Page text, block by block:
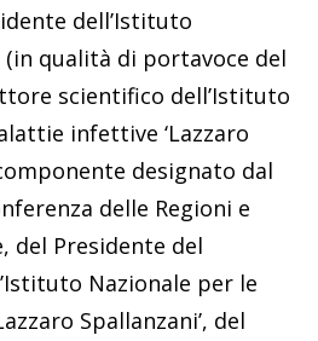
dell’Istituto
qualità di portavoce del
scientifico dell’Istituto
infettive ‘Lazzaro
designato dal
delle Regioni e
del Presidente del
Nazionale per le
Spallanzani’, del